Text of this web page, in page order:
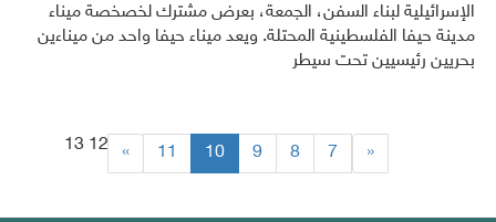
الإسرائيلية لبناء السفن، الجمعة، بعرض مشترك لخصخصة ميناء
مدينة حيفا الفلسطينية المحتلة. ويعد ميناء حيفا واحد من ميناءين
بحريين رئيسيين تحت سيطر
«
7
8
9
10
11
12
13 »